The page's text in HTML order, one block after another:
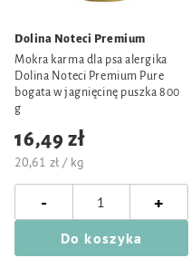
Dolina Noteci Premium
Mokra karma dla psa alergika
Dolina Noteci Premium Pure
bogata w jagnięcinę puszka 800
g
16,49 zł
20,61 zł / kg
- +
Do koszyka